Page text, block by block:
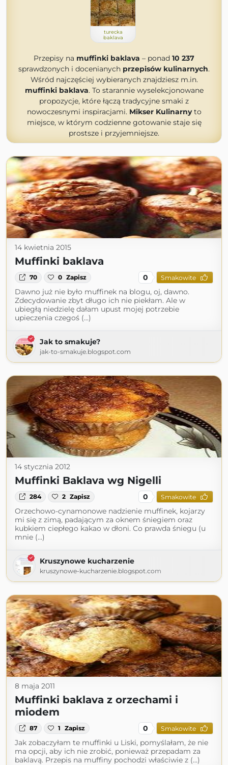
turecka
baklava
Przepisy na muffinki baklava – ponad 10 237
sprawdzonych i docenianych przepisów kulinarnych.
Wśród najczęściej wybieranych znajdziesz m.in.
muffinki baklava. To starannie wyselekcjonowane
propozycje, które łączą tradycyjne smaki z
nowoczesnymi inspiracjami. Mikser Kulinarnyto
miejsce, w którym codzienne gotowanie staje się
prostsze i przyjemniejsze.
14 kwietnia 2015
Muffinki baklava
70 0 Zapisz 0 Smakowite
Dawno już nie było muffinek na blogu, oj, dawno.
Zdecydowanie zbyt długo ich nie piekłam. Ale w
ubiegłą niedzielę dałam upust mojej potrzebie
upieczenia czegoś (...)
Jak to smakuje?
jak-to-smakuje.blogspot.com
14 stycznia 2012
Muffinki Baklava wg Nigelli
284 2 Zapisz 0 Smakowite
Orzechowo-cynamonowe nadzienie muffinek, kojarzy
mi się z zimą, padającym za oknem śniegiem oraz
kubkiem ciepłego kakao w dłoni. Co prawda śniegu (u
mnie (...)
Kruszynowe kucharzenie
kruszynowe-kucharzenie.blogspot.com
8 maja 2011
Muffinki baklava z orzechami i
miodem
87 1 Zapisz 0 Smakowite
Jak zobaczyłam te muffinki u Liski, pomyślałam, że nie
ma opcji, aby ich nie zrobić, ponieważ przepadam za
baklavą. Przepis na muffiny pochodzi właściwie z (...)